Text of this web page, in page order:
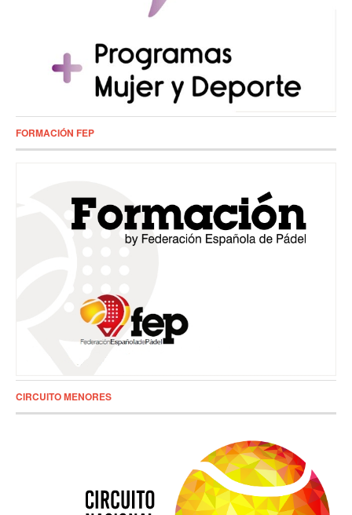
FORMACIÓN FEP
CIRCUITO MENORES